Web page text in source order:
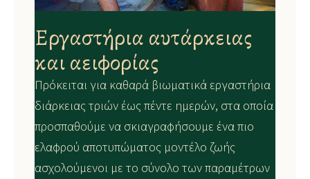
Εργαστήρια αυτάρκειας
και αειφορίας
Πρόκειται για καθαρά βιωματικά εργαστήρια
διάρκειας τριών έως πέντε ημερών, στα οποία
προσπαθούμε να σκιαγραφήσουμε ένα πιο
ελαφρού αποτυπώματος μοντέλο ζωής
ασχολούμενοι με το σύνολο των παραμέτρων